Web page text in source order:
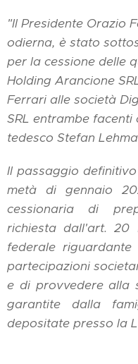
"Il Presidente Orazio
odierna, è stato
per la cessione delle
Holding Arancione
Ferrari alle società
SRL entrambe
tedesco Stefan
Il passaggio
metà di gennaio
cessionaria di
richiesta dall'art. 20
federale
partecipazioni
e di provvedere alla
garantite dalla
depositate presso la